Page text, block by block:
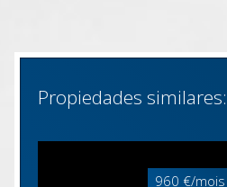
Propiedades similares:
960 €/mois